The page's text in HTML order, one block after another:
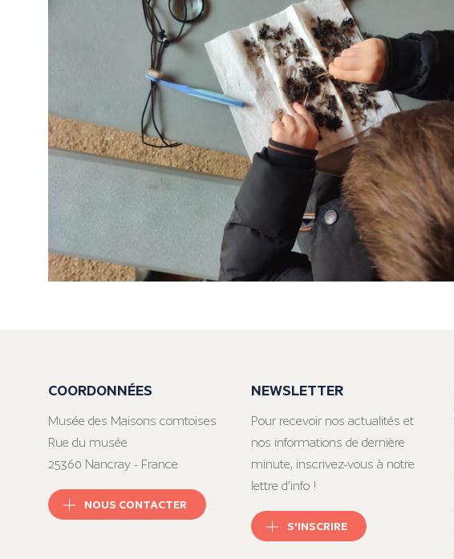
COORDONNÉES
Musée des Maisons comtoises
Rue du musée
25360 Nancray - France
NOUS CONTACTER
NEWSLETTER
Pour recevoir nos actualités et
nos informations de dernière
minute, inscrivez-vous à notre
lettre d’info !
S'INSCRIRE